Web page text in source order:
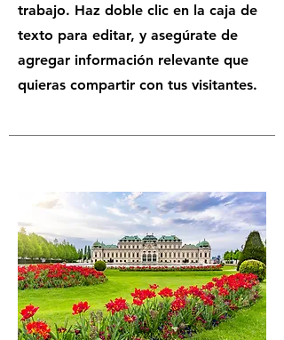
trabajo. Haz doble clic en la caja de
texto para editar, y asegúrate de
agregar información relevante que
quieras compartir con tus visitantes.